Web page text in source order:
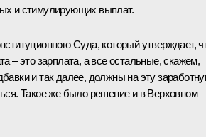
и стимулирующих выплат.
Суда, который утверждает,
– это зарплата, а все остальные, скажем,
и так далее, должны на эту
Такое же было решение и в Верховном